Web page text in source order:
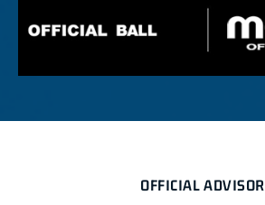
OFFICIAL ADVISOR